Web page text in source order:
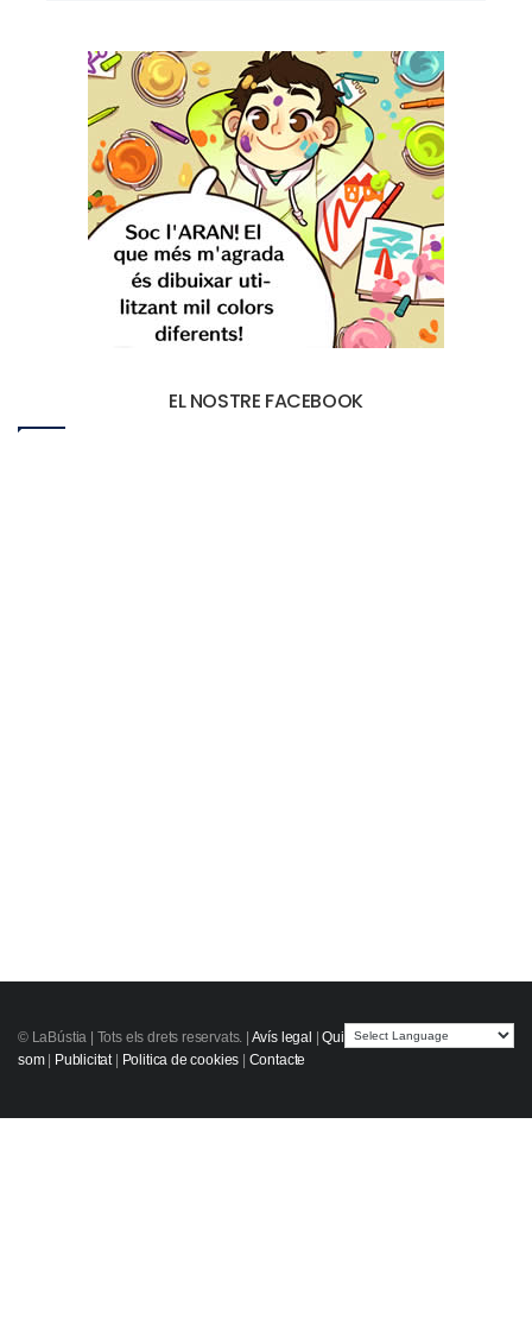
EL NOSTRE FACEBOOK
© LaBústia | Tots els drets reservats. Avís legal |Qui
som| Publicitat| Politica de cookies Contacte